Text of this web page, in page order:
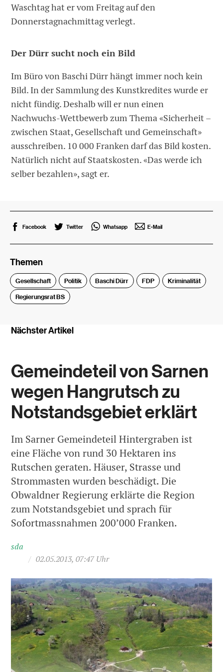
Waschtag hat er vom Freitag auf den
Donnerstagnachmittag verlegt.
Der Dürr sucht noch ein Bild
Im Büro von Baschi Dürr hängt immer noch kein
Bild. In der Sammlung des Kunstkredites wurde er
nicht fündig. Deshalb will er nun einen
Nachwuchs-Wettbewerb zum Thema «Sicherheit –
zwischen Staat, Gesellschaft und Gemeinschaft»
ausschreiben. 10 000 Franken darf das Bild kosten.
Natürlich nicht auf Staatskosten. «Das werde ich
selber bezahlen», sagt er.
Facebook Twitter Whatsapp E-Mail
Themen
Gesellschaft Politik Baschi Dürr FDP
Kriminalität
Regierungsrat BS
Nächster Artikel
Gemeindeteil von Sarnen
wegen Hangrutsch zu
Notstandsgebiet erklärt
Im Sarner Gemeindeteil Hintergraben ist
eine Fläche von rund 30 Hektaren ins
Rutschen geraten. Häuser, Strasse und
Strommasten wurden beschädigt. Die
Obwaldner Regierung erklärte die Region
zum Notstandsgebiet und sprach für
Sofortmassnahmen 200’000 Franken.
sda
/ 02.05.2013, 07:47 Uhr